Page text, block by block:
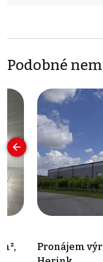
Podobné
Pronájem